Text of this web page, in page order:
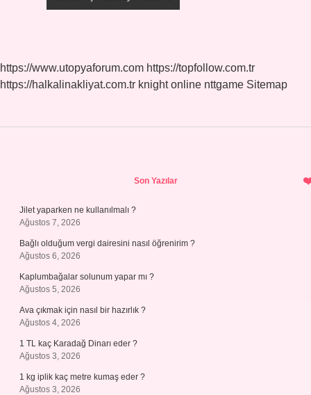
https://www.utopyaforum.com https://topfollow.com.tr
https://halkalinakliyat.com.tr knight online nttgame Sitemap
Son Yazılar
Jilet yaparken ne kullanılmalı ?
Ağustos 7, 2026
Bağlı olduğum vergi dairesini nasıl öğrenirim ?
Ağustos 6, 2026
Kaplumbağalar solunum yapar mı ?
Ağustos 5, 2026
Ava çıkmak için nasıl bir hazırlık ?
Ağustos 4, 2026
1 TL kaç Karadağ Dinarı eder ?
Ağustos 3, 2026
1 kg iplik kaç metre kumaş eder ?
Ağustos 3, 2026